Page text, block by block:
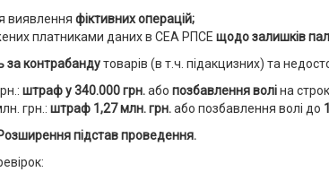
виявлення фіктивних операцій;
платниками даних в СЕА РПСЕ щодо залишків
за контрабандутоварів (в т.ч. підакцизних) та
штраф у 340.000 грн.або позбавлення воліна
грн.: штраф 1,27 млн. грн.або позбавлення волі до
підстав проведення.